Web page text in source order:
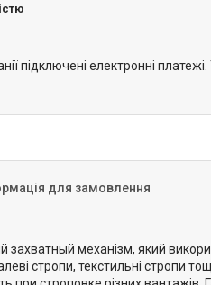
підключені електронні
для замовлення
механізм, який
стропи, текстильні стропи